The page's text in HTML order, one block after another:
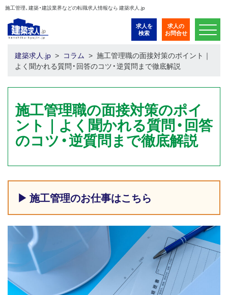
施工管理、建築・建設業界などの転職求人情報なら 建築求人.jp
求人を
検索
求人の
お問合せ
建築求人.jp コラム
施工管理職の面接対策のポイント｜
よく聞かれる質問・回答のコツ・逆質問まで徹底解説
施工管理職の面接対策のポイ
ント｜よく聞かれる質問・回答
のコツ・逆質問まで徹底解説
▶ 施工管理のお仕事はこちら